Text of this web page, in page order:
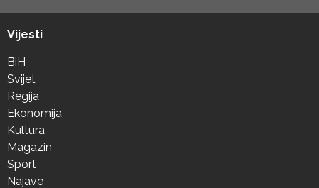
Vijesti
BiH
Svijet
Regija
Ekonomija
Kultura
Magazin
Sport
Najave